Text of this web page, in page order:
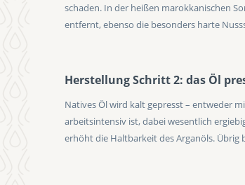
schaden. In der heißen marokkanischen
entfernt, ebenso die besonders harte
Herstellung Schritt 2: das Öl
Natives Öl wird kalt gepresst – entweder
arbeitsintensiv ist, dabei wesentlich
erhöht die Haltbarkeit des Arganöls.